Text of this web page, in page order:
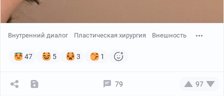
Внутренний диалог Пластическая хирургия Внешность
47 5 3 1
79 97